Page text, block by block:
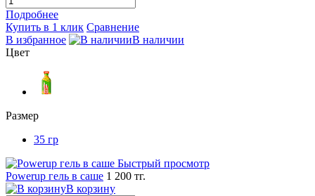
Подробнее
Купить в 1 клик Сравнение
В избранное
В наличии
Цвет
Размер
35 гр
Быстрый просмотр
Powerup гель в саше 1 200 тг.
В корзину